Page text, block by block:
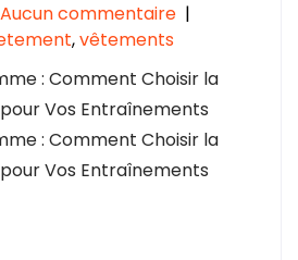
Aucun commentaire |
,vêtements
: Comment Choisir la
Vos Entraînements
: Comment Choisir la
Vos Entraînements